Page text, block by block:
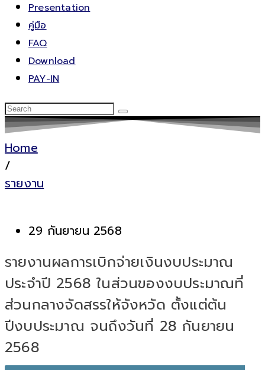
Presentation
คู่มือ
FAQ
Download
PAY-IN
Home
/
รายงาน
29 กันยายน 2568
รายงานผลการเบิกจ่ายเงินงบประมาณ
ประจำปี 2568 ในส่วนของงบประมาณที่
ส่วนกลางจัดสรรให้จังหวัด ตั้งแต่ต้น
ปีงบประมาณ จนถึงวันที่ 28 กันยายน
2568